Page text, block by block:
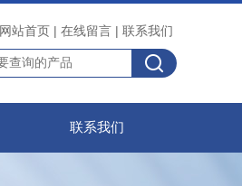
网站首页 | 在线留言 | 联系我们
联系我们